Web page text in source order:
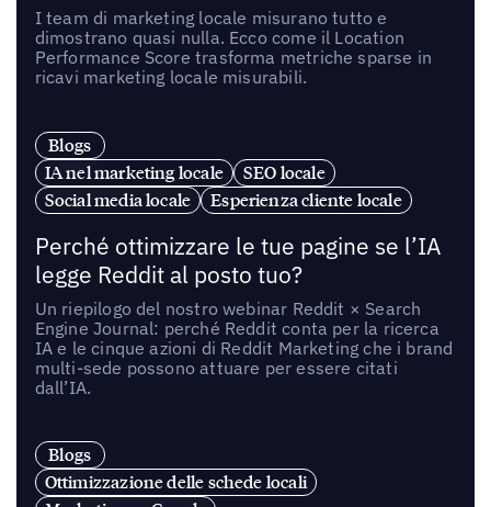
I team di marketing locale misurano tutto e
dimostrano quasi nulla. Ecco come il Location
Performance Score trasforma metriche sparse in
ricavi marketing locale misurabili.
Blogs
IA nel marketing locale
SEO locale
Social media locale
Esperienza cliente locale
Perché ottimizzare le tue pagine se l’IA
legge Reddit al posto tuo?
Un riepilogo del nostro webinar Reddit × Search
Engine Journal: perché Reddit conta per la ricerca
IA e le cinque azioni di Reddit Marketing che i brand
multi-sede possono attuare per essere citati
dall’IA.
Blogs
Ottimizzazione delle schede locali